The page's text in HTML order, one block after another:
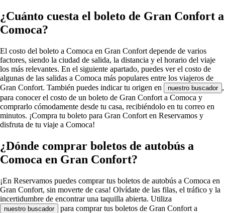
¿Cuánto cuesta el boleto de Gran Confort a
Comoca?
El costo del boleto a Comoca en Gran Confort depende de varios
factores, siendo la ciudad de salida, la distancia y el horario del viaje
los más relevantes. En el siguiente apartado, puedes ver el costo de
algunas de las salidas a Comoca más populares entre los viajeros de
Gran Confort. También puedes indicar tu origen en
nuestro buscador ,
para conocer el costo de un boleto de Gran Confort a Comoca y
comprarlo cómodamente desde tu casa, recibiéndolo en tu correo en
minutos. ¡Compra tu boleto para Gran Confort en Reservamos y
disfruta de tu viaje a Comoca!
¿Dónde comprar boletos de autobús a
Comoca en Gran Confort?
¡En Reservamos puedes comprar tus boletos de autobús a Comoca en
Gran Confort, sin moverte de casa! Olvídate de las filas, el tráfico y la
incertidumbre de encontrar una taquilla abierta. Utiliza
nuestro buscador
para comprar tus boletos de Gran Confort a